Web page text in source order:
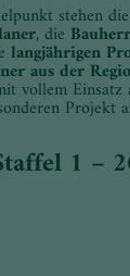
stehen die
, die
langjährigen
aus der
vollem Einsatz
Projekt
1 –